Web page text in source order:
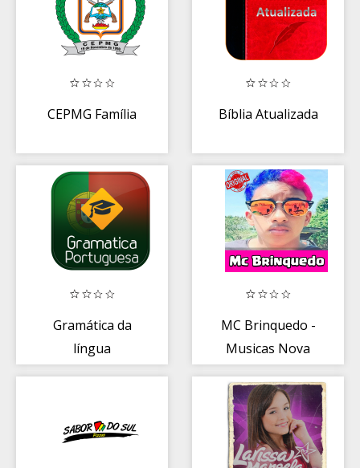
CEPMG Família Bíblia Atualizada
Gramática da
língua
MC Brinquedo -
Musicas Nova